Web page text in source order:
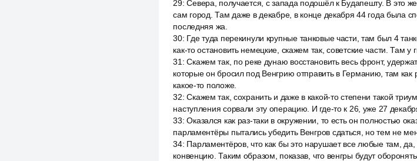
29:Севера, получается, с запада подошёл к Будапешту. В это
сам город. Там даже в декабре, в конце декабря 44 года была
последняя жа.
30: Где туда перекинули крупные танковые части, там был 4
как-то остановить немецкие, скажем так, советские части. Там у
31 :Скажем так, по реке дунаю восстановить весь фронт,
которые он бросил под Венгрию отправить в Германию, там как
какое-то положе.
32:Скажем так, сохранить и даже в какой-то степени такой
наступления сорвали эту операцию. И где-то к 26, уже 27
33:Оказался как раз-таки в окружении, то есть он полностью
парламентёры пытались убедить Венгров сдаться, но тем не
34: Парламентёров, что как бы это нарушает все любые там, да,
конвенцию. Таким образом, показав, что венгры будут